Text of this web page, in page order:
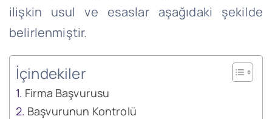
ilişkin usul ve esaslar aşağıdaki şekilde
belirlenmiştir.
İçindekiler
Firma Başvurusu
Başvurunun Kontrolü